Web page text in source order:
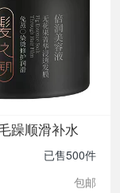
躁顺滑补水
已售500件
包邮